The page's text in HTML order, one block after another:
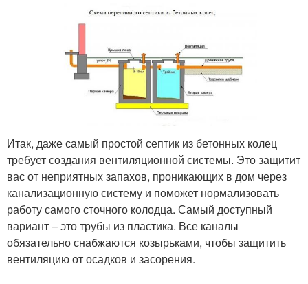
Итак, даже самый простой септик из бетонных колец
требует создания вентиляционной системы. Это защитит
вас от неприятных запахов, проникающих в дом через
канализационную систему и поможет нормализовать
работу самого сточного колодца. Самый доступный
вариант – это трубы из пластика. Все каналы
обязательно снабжаются козырьками, чтобы защитить
вентиляцию от осадков и засорения.